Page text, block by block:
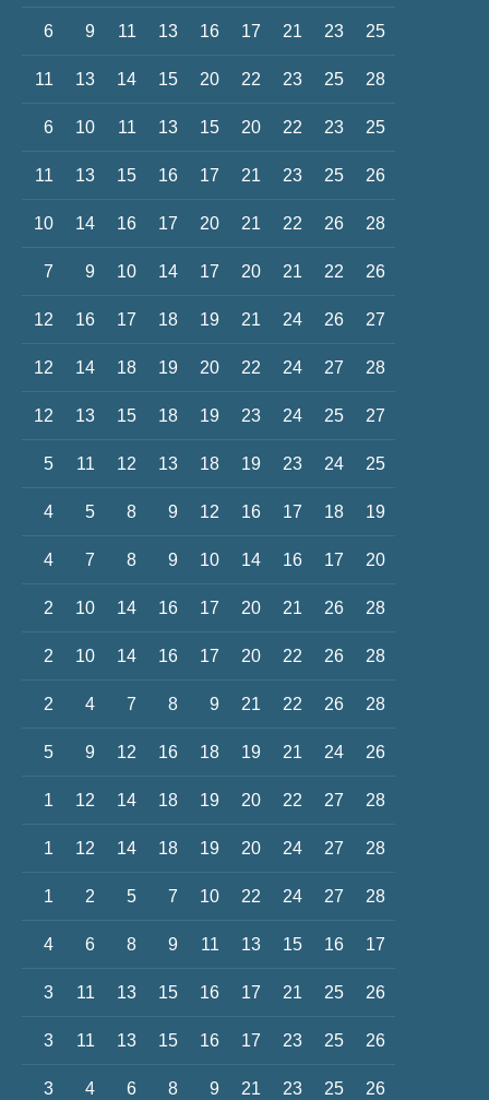
6 9 11 13 16 17 21 23 25
11 13 14 15 20 22 23 25 28
6 10 11 13 15 20 22 23 25
11 13 15 16 17 21 23 25 26
10 14 16 17 20 21 22 26 28
7 9 10 14 17 20 21 22 26
12 16 17 18 19 21 24 26 27
12 14 18 19 20 22 24 27 28
12 13 15 18 19 23 24 25 27
5 11 12 13 18 19 23 24 25
4 5 8 9 12 16 17 18 19
4 7 8 9 10 14 16 17 20
2 10 14 16 17 20 21 26 28
2 10 14 16 17 20 22 26 28
2 4 7 8 9 21 22 26 28
5 9 12 16 18 19 21 24 26
1 12 14 18 19 20 22 27 28
1 12 14 18 19 20 24 27 28
1 2 5 7 10 22 24 27 28
4 6 8 9 11 13 15 16 17
3 11 13 15 16 17 21 25 26
3 11 13 15 16 17 23 25 26
3 4 6 8 9 21 23 25 26